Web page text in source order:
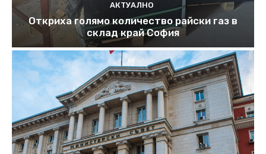
АКТУАЛНО
Откриха голямо количество райски газ в
склад край София